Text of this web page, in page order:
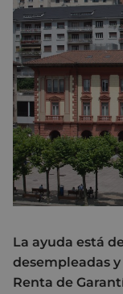
La ayuda está
desempleadas
Renta de